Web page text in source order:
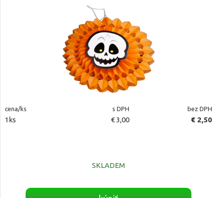
cena/ks s DPH bez DPH
1ks € 3,00 € 2,50
SKLADEM